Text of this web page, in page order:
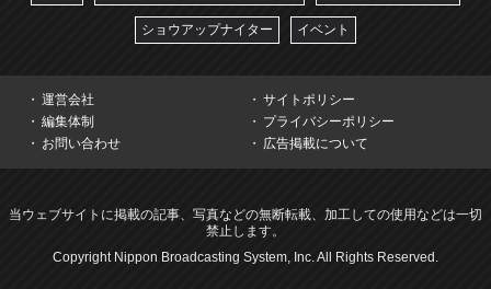
ショウアップナイター イベント
運営会社
サイトポリシー
編集体制
プライバシーポリシー
お問い合わせ
広告掲載について
当ウェブサイトに掲載の記事、写真などの無断転載、加工しての使用などは一切
禁止します。
Copyright Nippon Broadcasting System, Inc. All Rights Reserved.